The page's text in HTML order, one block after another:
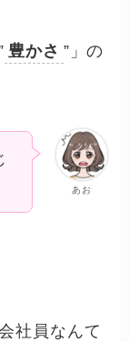
豊かさ ”」の
あお
社員なんて